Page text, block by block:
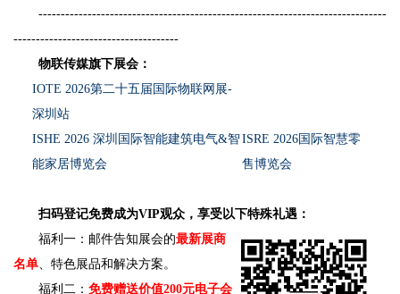
------------------------------------------------------------------------------
-------------------------------------
物联传媒旗下展会：
IOTE 2026第二十五届国际物联网展-
深圳站
ISHE 2026 深圳国际智能建筑电气&智
能家居博览会
ISRE 2026国际智慧零
售博览会
扫码登记免费成为VIP观众，享受以下特殊礼遇：
福利一：邮件告知展会的最新展商
名单、特色展品和解决方案。
福利二： 免费赠送价值200元电子会